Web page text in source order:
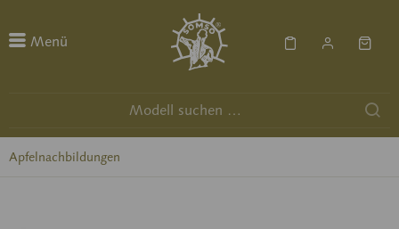
Menü
Apfelnachbildungen